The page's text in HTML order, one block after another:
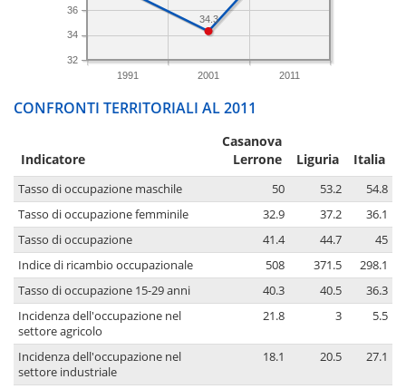
1991 2001 2011
32
34
36
34.3
CONFRONTI TERRITORIALI AL 2011
Indicatore
Casanova
Lerrone
Liguria Italia
Tasso di occupazione maschile 50 53.2
54.8
Tasso di occupazione femminile
32.9 37.2
36.1
Tasso di occupazione
41.4 44.7
45
Indice di ricambio occupazionale
508 371.5
298.1
Tasso di occupazione 15-29 anni
40.3 40.5
36.3
Incidenza dell'occupazione nel
settore agricolo
21.8 3 5.5
Incidenza dell'occupazione nel
settore industriale
18.1 20.5 27.1